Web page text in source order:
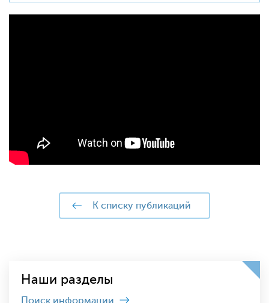
к списку публикаций
Наши разделы
Поиск информации